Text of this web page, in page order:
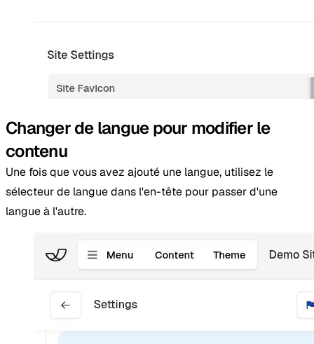
Changer de langue pour modifier le
contenu
Une fois que vous avez ajouté une langue, utilisez le
sélecteur de langue dans l'en-tête pour passer d'une
langue à l'autre.